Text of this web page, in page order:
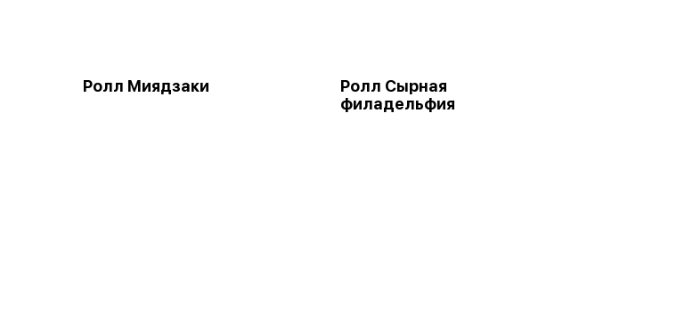
Ролл Миядзаки
Ролл Сырная
филадельфия